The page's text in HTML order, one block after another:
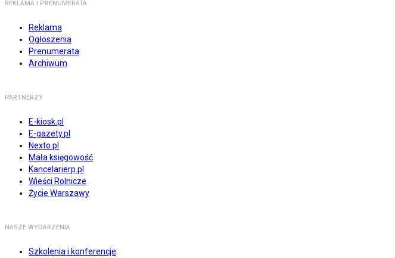
REKLAMA I PRENUMERATA
Reklama
Ogłoszenia
Prenumerata
Archiwum
PARTNERZY
E-kiosk.pl
E-gazety.pl
Nexto.pl
Mała księgowość
Kancelarierp.pl
Wieści Rolnicze
Życie Warszawy
NASZE WYDARZENIA
Szkolenia i konferencje